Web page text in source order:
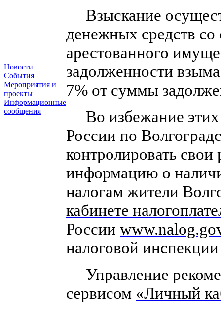
Новости
События
Мероприятия и
проекты
Информационные
сообщения
Взыскание
денежных средств
арестованного
задолженности
7% от суммы
Во избежание
России по
контролировать
информацию о
налогам жители
кабинете
России
налоговой
Управление
сервисом «Личный